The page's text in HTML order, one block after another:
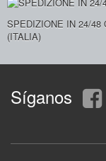
SPEDIZIONE IN 24/48
(ITALIA)
Síganos